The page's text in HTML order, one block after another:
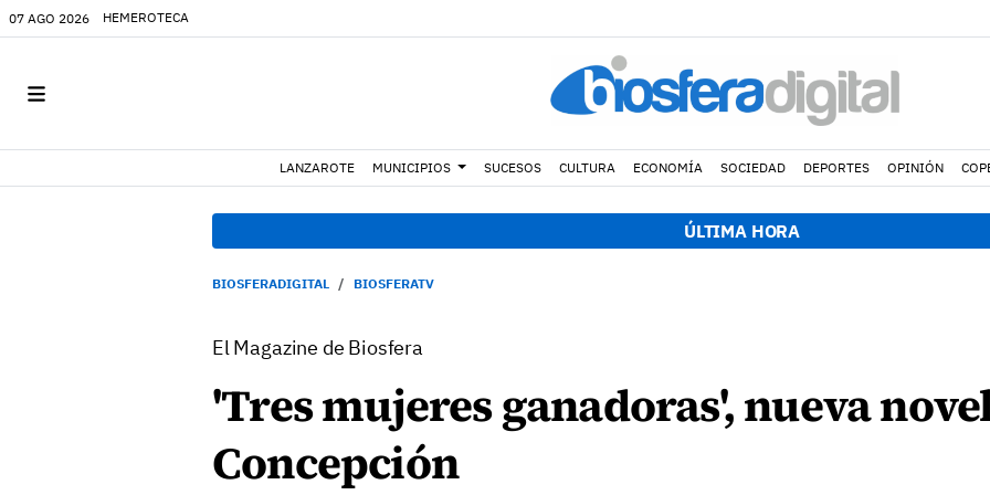
07 AGO 2026 HEMEROTECA
LANZAROTE MUNICIPIOS SUCESOS CULTURA ECONOMÍA SOCIEDAD DEPORTES OPINIÓN
ÚLTIMA HORA
BIOSFERADIGITAL BIOSFERATV
El Magazine de Biosfera
'Tres mujeres ganadoras', nueva
Concepción